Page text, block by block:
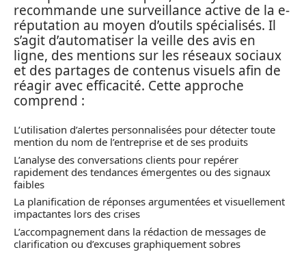
recommande une surveillance active de la e-
réputation au moyen d’outils spécialisés. Il
s’agit d’automatiser la veille des avis en
ligne, des mentions sur les réseaux sociaux
et des partages de contenus visuels afin de
réagir avec efficacité. Cette approche
comprend :
L’utilisation d’alertes personnalisées pour détecter toute
mention du nom de l’entreprise et de ses produits
L’analyse des conversations clients pour repérer
rapidement des tendances émergentes ou des signaux
faibles
La planification de réponses argumentées et visuellement
impactantes lors des crises
L’accompagnement dans la rédaction de messages de
clarification ou d’excuses graphiquement sobres